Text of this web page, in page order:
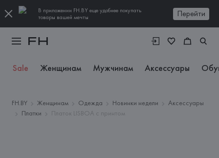
В приложении FH.BY еще удобнее покупать
товары вашей мечты
Перейти
Sale Женщинам Мужчинам Аксессуары
FH.BY Женщинам Одежда Новинки недели
Аксессуары
Платки
Платок LISBOA с принтом